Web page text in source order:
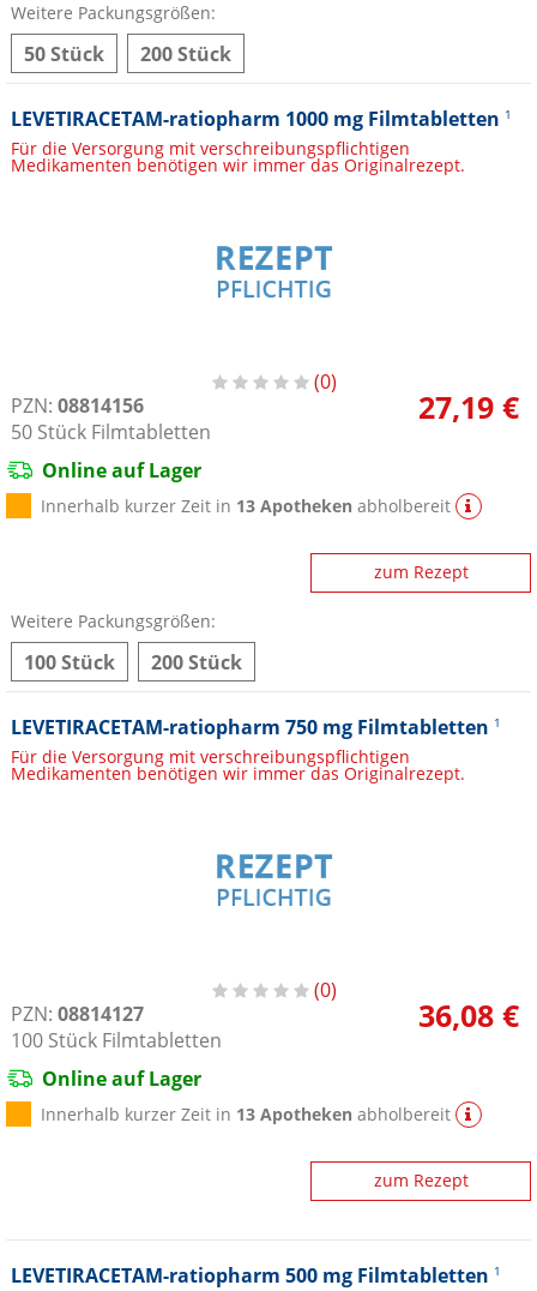
Weitere Packungsgrößen:
50 Stück 200 Stück
LEVETIRACETAM-ratiopharm 1000 mg Filmtabletten 1
Für die Versorgung mit verschreibungspflichtigen
Medikamenten benötigen wir immer das Originalrezept.
0
PZN: 08814156
50 Stück Filmtabletten
27,19 €
Online auf Lager
Innerhalb kurzer Zeit in 13 Apotheken abholbereit
zum Rezept
Weitere Packungsgrößen:
100 Stück 200 Stück
LEVETIRACETAM-ratiopharm 750 mg Filmtabletten 1
Für die Versorgung mit verschreibungspflichtigen
Medikamenten benötigen wir immer das Originalrezept.
0
PZN: 08814127
100 Stück Filmtabletten
36,08 €
Online auf Lager
Innerhalb kurzer Zeit in 13 Apotheken abholbereit
zum Rezept
LEVETIRACETAM-ratiopharm 500 mg Filmtabletten 1